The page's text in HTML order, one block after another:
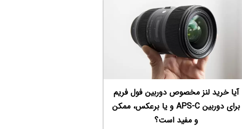
آیا خرید لنز مخصوص دوربین فول فریم
برای دوربین APS-C و یا برعکس، ممکن
و مفید است؟